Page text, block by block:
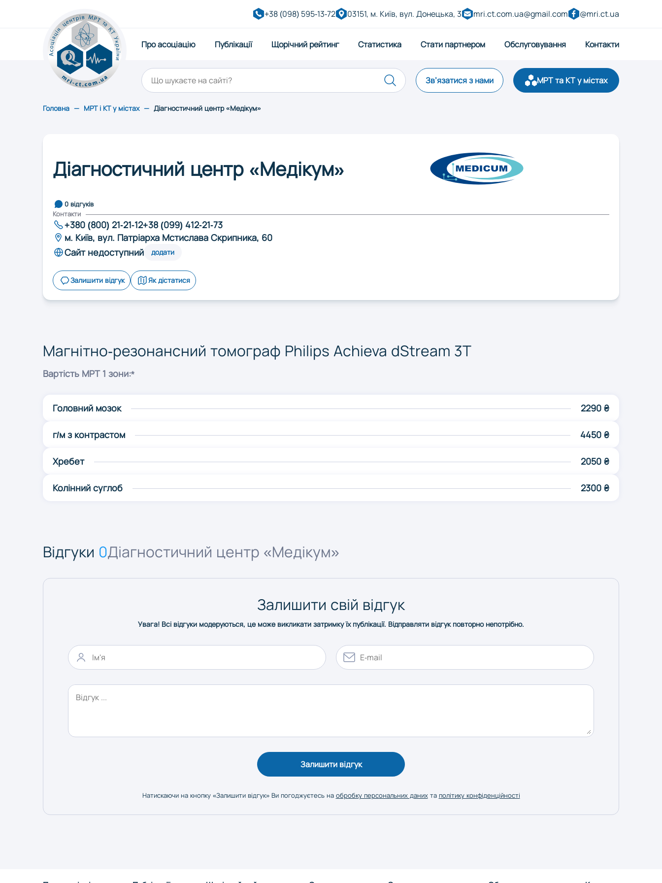
+38 (098) 595-13-72 03151, м. Київ, вул. Донецька, 3 mri.ct.com.ua@gmail.com @mri.ct.ua
Про асоціацію
Публікації
Щорічний рейтинг
Статистика
Стати партнером
Контакти
Про асоціацію Публікації Щорічний рейтинг Статистика Стати партнером Обслуговування Контакти
Зв’язатися з нами МРТ та КТ у містах
Кропивницький
Рівне
Харків
Чернівці
Головна — МРТ і КТ у містах — Діагностичний центр «Медікум»
Діагностичний центр «Медікум»
0 відгуків
Контакти
+380 (800) 21-21-12+38 (099) 412-21-73
м. Київ, вул. Патріарха Мстислава Скрипника, 60
Сайт недоступний
додати
Залишити відгук Як дістатися
Магнітно-резонансний томограф Philips Achieva dStream 3T
Вартість МРТ 1 зони:*
Головний мозок 2290 ₴
г/м з контрастом 4450 ₴
Хребет 2050 ₴
Колінний суглоб 2300 ₴
Відгуки 0Діагностичний центр «Медікум»
Залишити свій відгук
Увага! Всі відгуки модеруються, це може викликати затримку їх публікації. Відправляти відгук повторно непотрібно.
Залишити відгук
Натискаючи на кнопку «Залишити відгук» Ви погоджуєтесь на обробку персональних данихта політику конфіденційності